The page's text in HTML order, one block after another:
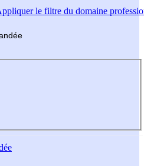
le filtre du domaine